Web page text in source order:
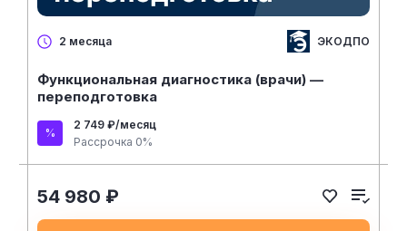
2 месяца ЭКОДПО
Функциональная диагностика (врачи) —
переподготовка
2 749 ₽/месяц
Рассрочка 0%
54 980 ₽